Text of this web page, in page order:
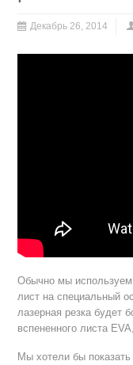
Декабрь 26, 2014
Обычно мы
лист на специальный
лазерная резка будет
вспененного листа
Мы хотели бы